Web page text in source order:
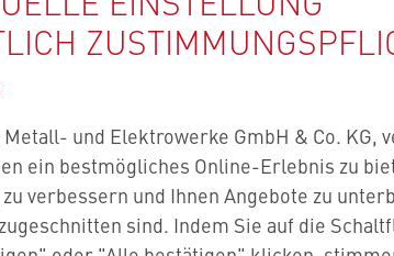
und Elektrowerke GmbH & Co. KG,
ein bestmögliches Online-Erlebnis zu
verbessern und Ihnen Angebote zu
sind. Indem Sie auf die